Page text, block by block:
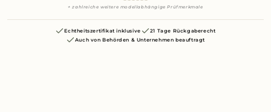
+ zahlreiche weitere modellabhängige Prüfmerkmale
Echtheitszertifikat inklusive
21 Tage Rückgaberecht
Auch von Behörden & Unternehmen beauftragt